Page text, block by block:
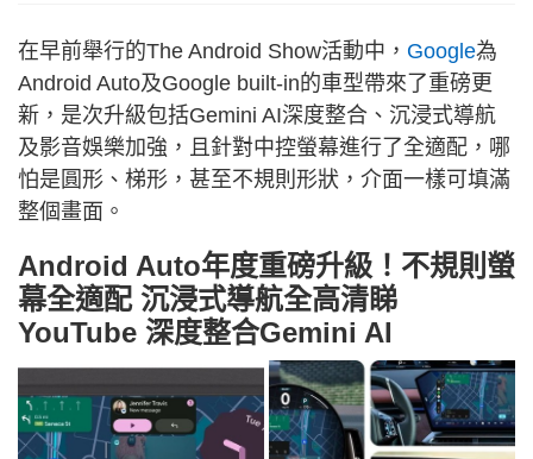
在早前舉行的The Android Show活動中， Google為
Android Auto及Google built-in的車型帶來了重磅更
新，是次升級包括Gemini AI深度整合、沉浸式導航
及影音娛樂加強，且針對中控螢幕進行了全適配，哪
怕是圓形、梯形，甚至不規則形狀，介面一樣可填滿
整個畫面。
Android Auto年度重磅升級！不規則螢
幕全適配 沉浸式導航全高清睇
YouTube 深度整合Gemini AI